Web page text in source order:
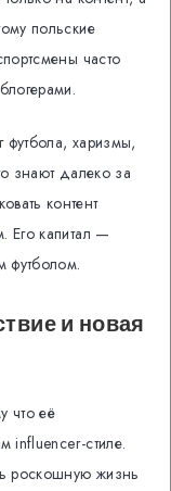
польские
часто
футбола, харизмы,
знают далеко за
контент
Его капитал —
футболом.
и новая
что её
influencer-стиле.
роскошную жизнь